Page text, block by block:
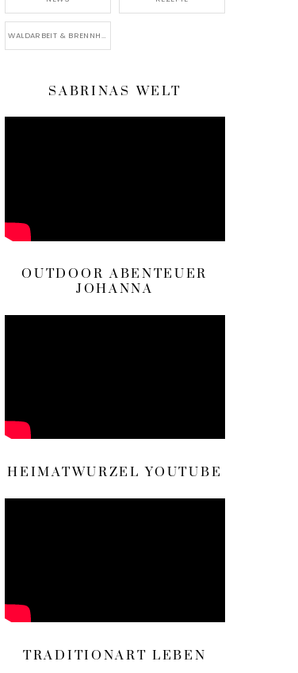
WALDARBEIT & BRENNHOLZ
SABRINAS WELT
OUTDOOR ABENTEUER
JOHANNA
HEIMATWURZEL YOUTUBE
TRADITIONART LEBEN